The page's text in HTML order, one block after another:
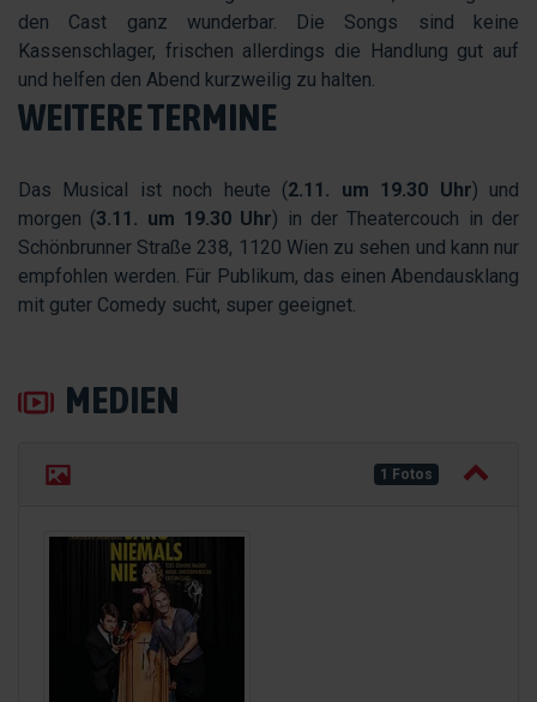
den Cast ganz wunderbar. Die Songs sind keine
Kassenschlager, frischen allerdings die Handlung gut auf
und helfen den Abend kurzweilig zu halten.
WEITERE TERMINE
Das Musical ist noch heute (2.11. um 19.30 Uhr) und
morgen (3.11. um 19.30 Uhr) in der Theatercouch in der
Schönbrunner Straße 238, 1120 Wien zu sehen und kann nur
empfohlen werden. Für Publikum, das einen Abendausklang
mit guter Comedy sucht, super geeignet.
MEDIEN
1 Fotos